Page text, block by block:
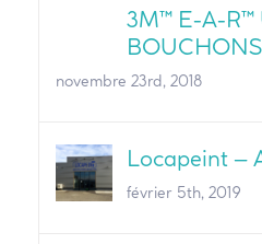
3M™ E-A-R™
novembre 23rd, 2018
Locapeint –
février 5th, 2019